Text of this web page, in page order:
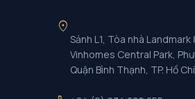
location_on
Sảnh L1, Tòa nhà Landmark
Vinhomes Central Park,
Quận Bình Thạnh, TP. Hồ